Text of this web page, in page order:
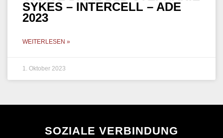
SYKES – INTERCELL – ADE
2023
WEITERLESEN »
1. Oktober 2023
SOZIALE VERBINDUNG